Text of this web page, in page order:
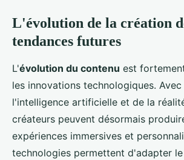
L'évolution de la création
tendances futures
L'évolution du contenu est
les innovations technologiques.
l'intelligence artificielle et de la
créateurs peuvent désormais
expériences immersives et
technologies permettent d'adapter